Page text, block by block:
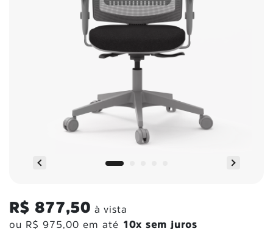
R$ 877,50 à vista
ou R$ 975,00 em até 10x sem juros